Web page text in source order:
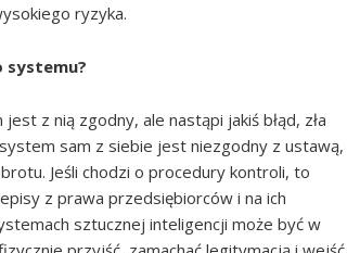
ryzyka.
systemu?
z nią zgodny, ale nastąpi jakiś błąd, zła
sam z siebie jest niezgodny z ustawą,
Jeśli chodzi o procedury kontroli, to
z prawa przedsiębiorców i na ich
sztucznej inteligencji może być w